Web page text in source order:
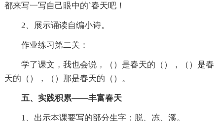
都来写一写自己眼中的`春天吧！
2、展示诵读自编小诗。
作业练习第二关：
学了课文，我也会说，（）是春天的（），（）是春
天的（），（）那是春天的（）。
五、实践积累——丰富春天
1、出示本课要写的部分生字：脱、冻、溪。